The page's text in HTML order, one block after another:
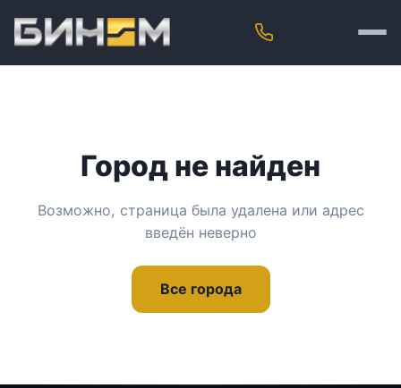
Город не найден
Возможно, страница была удалена или адрес
введён неверно
Все города